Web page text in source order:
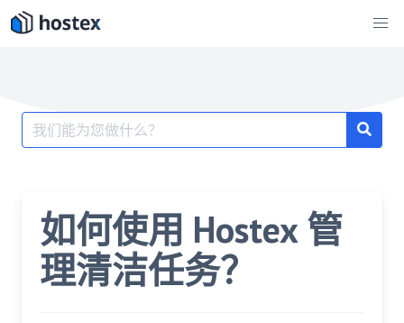
至
搜
索：
如何使用 Hostex 管
理清洁任务？